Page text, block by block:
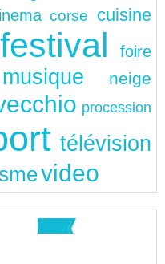
corse cuisine
festival foire
musique neige
procession
télévision
video